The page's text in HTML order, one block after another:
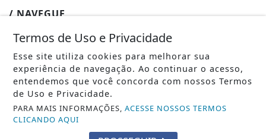
/ NAVEGUE
INÍCIO
SOBRE
PAINEL DO LEITOR
TERMOS DE USO E PRIVACIDADE
Termos de Uso e Privacidade
Esse site utiliza cookies para melhorar sua
experiência de navegação. Ao continuar o acesso,
entendemos que você concorda com nossos Termos
de Uso e Privacidade.
PARA MAIS INFORMAÇÕES,ACESSE NOSSOS TERMOS
CLICANDO AQUI